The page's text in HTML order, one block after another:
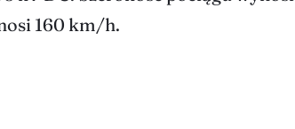
160 km/h.